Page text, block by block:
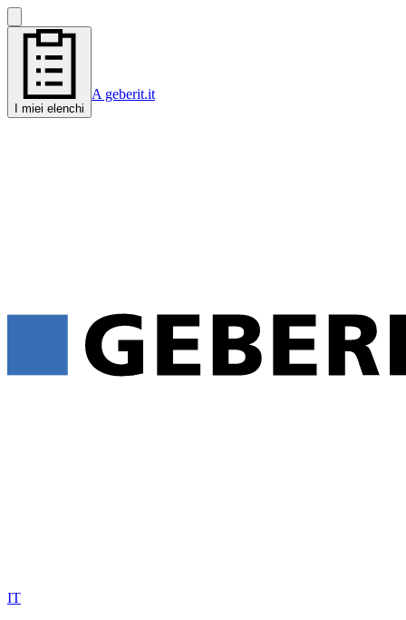
I miei elenchi
A geberit.it
IT